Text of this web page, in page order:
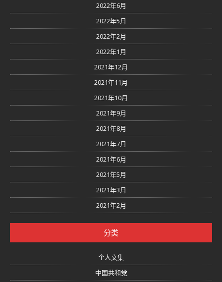
2022年6月
2022年5月
2022年2月
2022年1月
2021年12月
2021年11月
2021年10月
2021年9月
2021年8月
2021年7月
2021年6月
2021年5月
2021年3月
2021年2月
分类
个人文集
中国共和党